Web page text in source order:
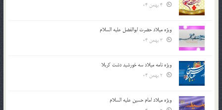
ویژه میلاد حضرت ابوالفضل علیه السلام
ویژه نامه میلاد سه خورشید دشت کربلا
ویژه میلاد امام حسین علیه السلام